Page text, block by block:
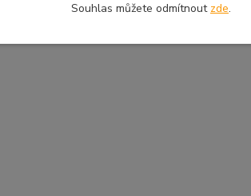
Souhlas můžete odmítnout zde.